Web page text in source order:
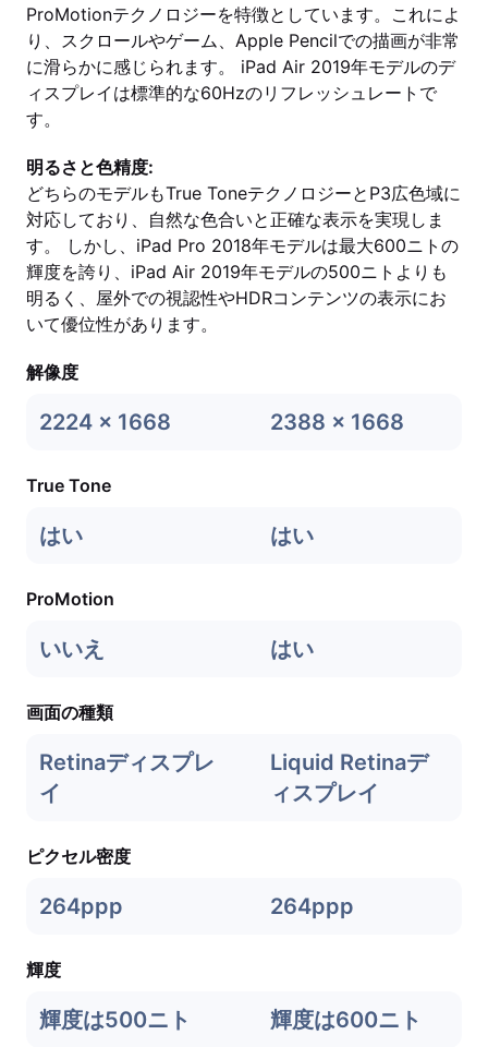
ProMotionテクノロジーを特徴としています。これによ
り、スクロールやゲーム、Apple Pencilでの描画が非常
に滑らかに感じられます。 iPad Air 2019年モデルのデ
ィスプレイは標準的な60Hzのリフレッシュレートで
す。
明るさと色精度:
どちらのモデルもTrue ToneテクノロジーとP3広色域に
対応しており、自然な色合いと正確な表示を実現しま
す。 しかし、iPad Pro 2018年モデルは最大600ニトの
輝度を誇り、iPad Air 2019年モデルの500ニトよりも
明るく、屋外での視認性やHDRコンテンツの表示にお
いて優位性があります。
解像度
2224 x 1668 2388 x 1668
True Tone
はい はい
ProMotion
いいえ はい
画面の種類
Retinaディスプレ
イ
Liquid Retinaデ
ィスプレイ
ピクセル密度
264ppp 264ppp
輝度
輝度は500ニト 輝度は600ニト